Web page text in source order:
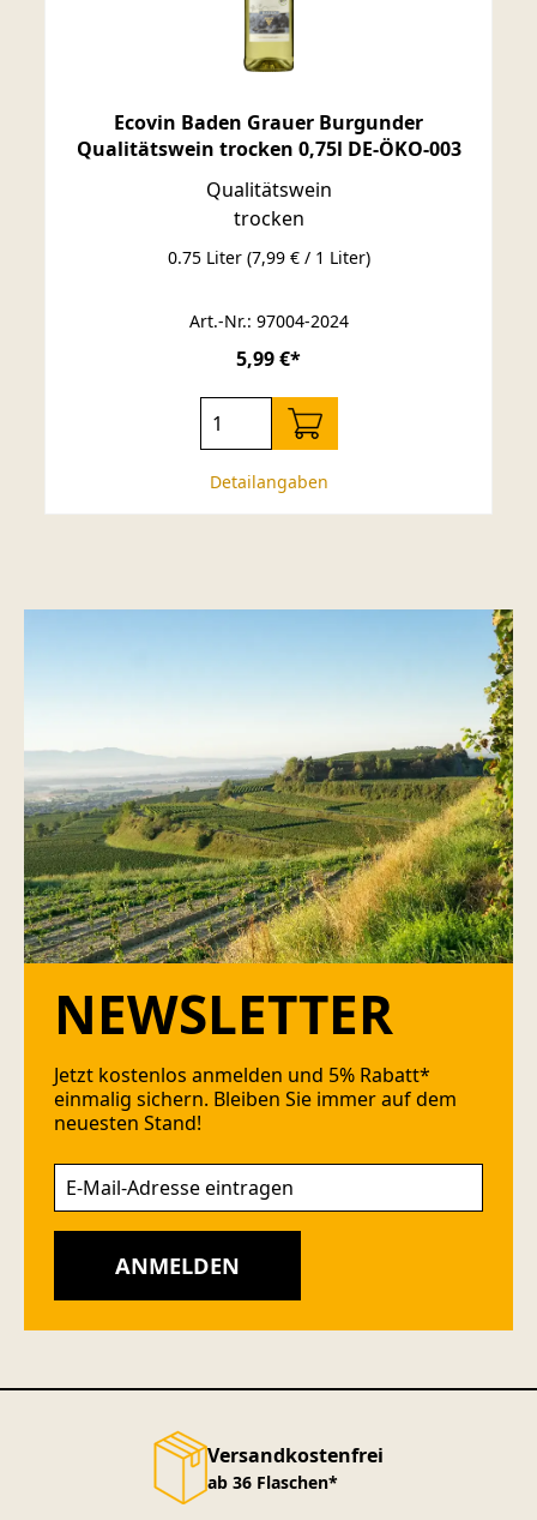
Ecovin Baden Grauer Burgunder
Qualitätswein trocken 0,75l DE-ÖKO-003
trocken
Qualitätswein
0.75 Liter (7,99 € / 1 Liter)
Art.-Nr.: 97004-2024
5,99 €*
Detailangaben
NEWSLETTER
Jetzt kostenlos anmelden und 5% Rabatt*
einmalig sichern. Bleiben Sie immer auf dem
neuesten Stand!
ANMELDEN
Versandkostenfrei
ab 36 Flaschen*